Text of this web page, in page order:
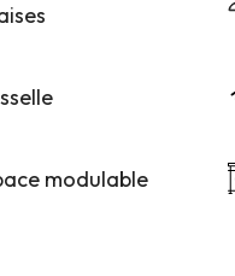
modulable